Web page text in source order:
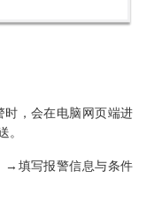
时，会在电脑网页端进
。
填写报警信息与条件